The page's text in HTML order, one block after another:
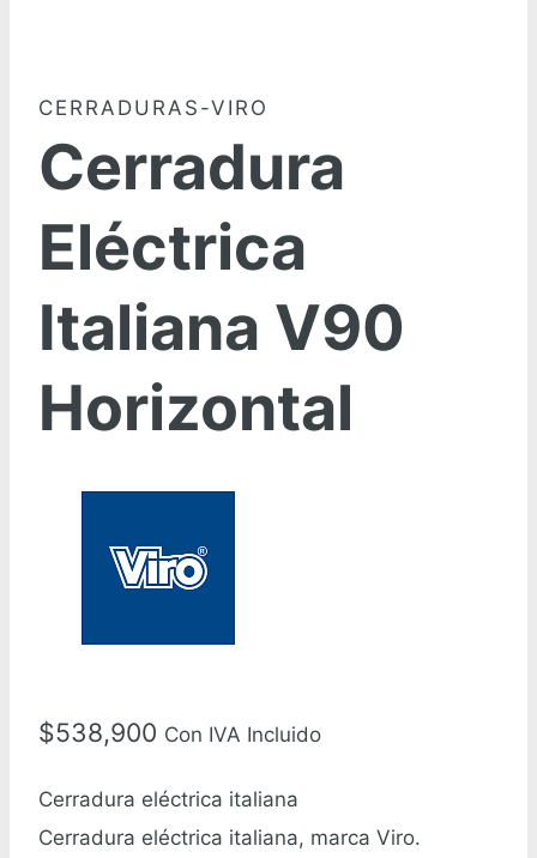
CERRADURAS-VIRO
Cerradura
Eléctrica
Italiana V90
Horizontal
$538,900 Con IVA Incluido
Cerradura eléctrica italiana
Cerradura eléctrica italiana, marca Viro.